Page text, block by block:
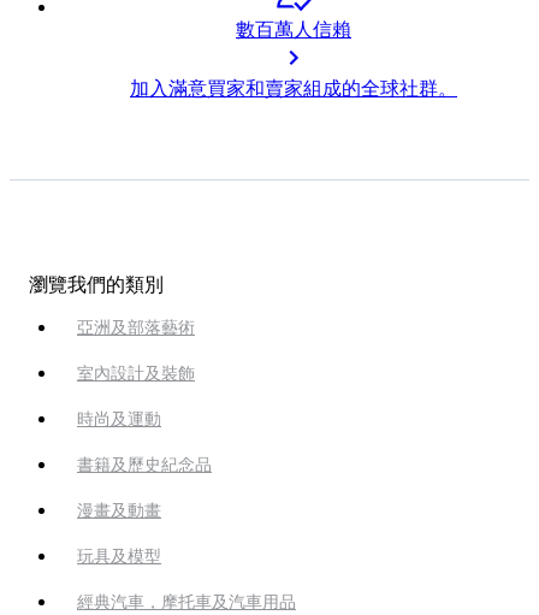
數百萬人信賴
加入滿意買家和賣家組成的全球社群。
瀏覽我們的類別
亞洲及部落藝術
室內設計及裝飾
時尚及運動
書籍及歷史紀念品
漫畫及動畫
玩具及模型
經典汽車，摩托車及汽車用品